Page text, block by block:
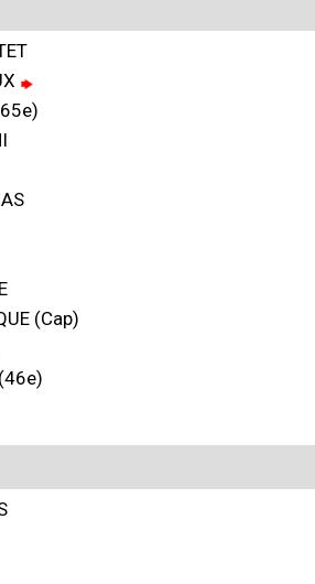
(Cap)